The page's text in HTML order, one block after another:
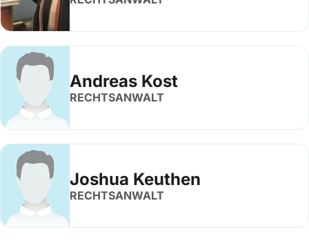
Andreas Kost
RECHTSANWALT
Joshua Keuthen
RECHTSANWALT